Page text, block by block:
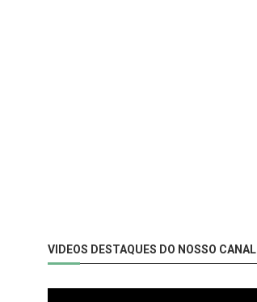
VIDEOS DESTAQUES DO NOSSO CANAL